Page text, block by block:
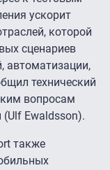
ускорит
которой
сценариев
автоматизации,
технический
вопросам
Ewaldsson).
также